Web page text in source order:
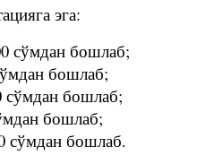
эга:
сўмдан бошлаб;
бошлаб;
сўмдан бошлаб;
бошлаб;
сўмдан бошлаб.